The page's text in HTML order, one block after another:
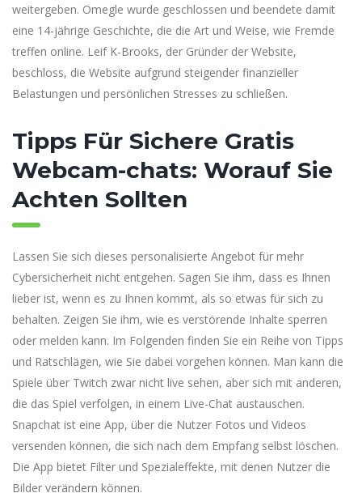
weitergeben. Omegle wurde geschlossen und beendete damit
eine 14-jährige Geschichte, die die Art und Weise, wie Fremde
treffen online. Leif K-Brooks, der Gründer der Website,
beschloss, die Website aufgrund steigender finanzieller
Belastungen und persönlichen Stresses zu schließen.
Tipps Für Sichere Gratis
Webcam-chats: Worauf Sie
Achten Sollten
Lassen Sie sich dieses personalisierte Angebot für mehr
Cybersicherheit nicht entgehen. Sagen Sie ihm, dass es Ihnen
lieber ist, wenn es zu Ihnen kommt, als so etwas für sich zu
behalten. Zeigen Sie ihm, wie es verstörende Inhalte sperren
oder melden kann. Im Folgenden finden Sie ein Reihe von Tipps
und Ratschlägen, wie Sie dabei vorgehen können. Man kann die
Spiele über Twitch zwar nicht live sehen, aber sich mit anderen,
die das Spiel verfolgen, in einem Live-Chat austauschen.
Snapchat ist eine App, über die Nutzer Fotos und Videos
versenden können, die sich nach dem Empfang selbst löschen.
Die App bietet Filter und Spezialeffekte, mit denen Nutzer die
Bilder verändern können.